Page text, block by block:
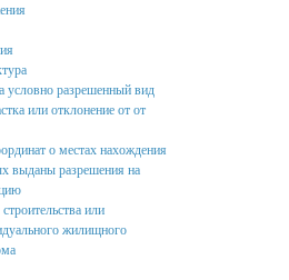
услуг
условно разрешенный вид
или отклонение от от
о местах нахождения
выданы разрешения на
или
жилищного